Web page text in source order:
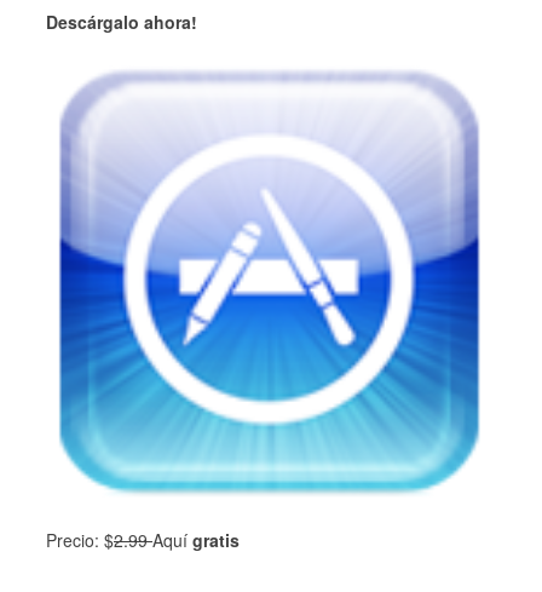
Descárgalo ahora!
Precio: $2.99Aquí gratis